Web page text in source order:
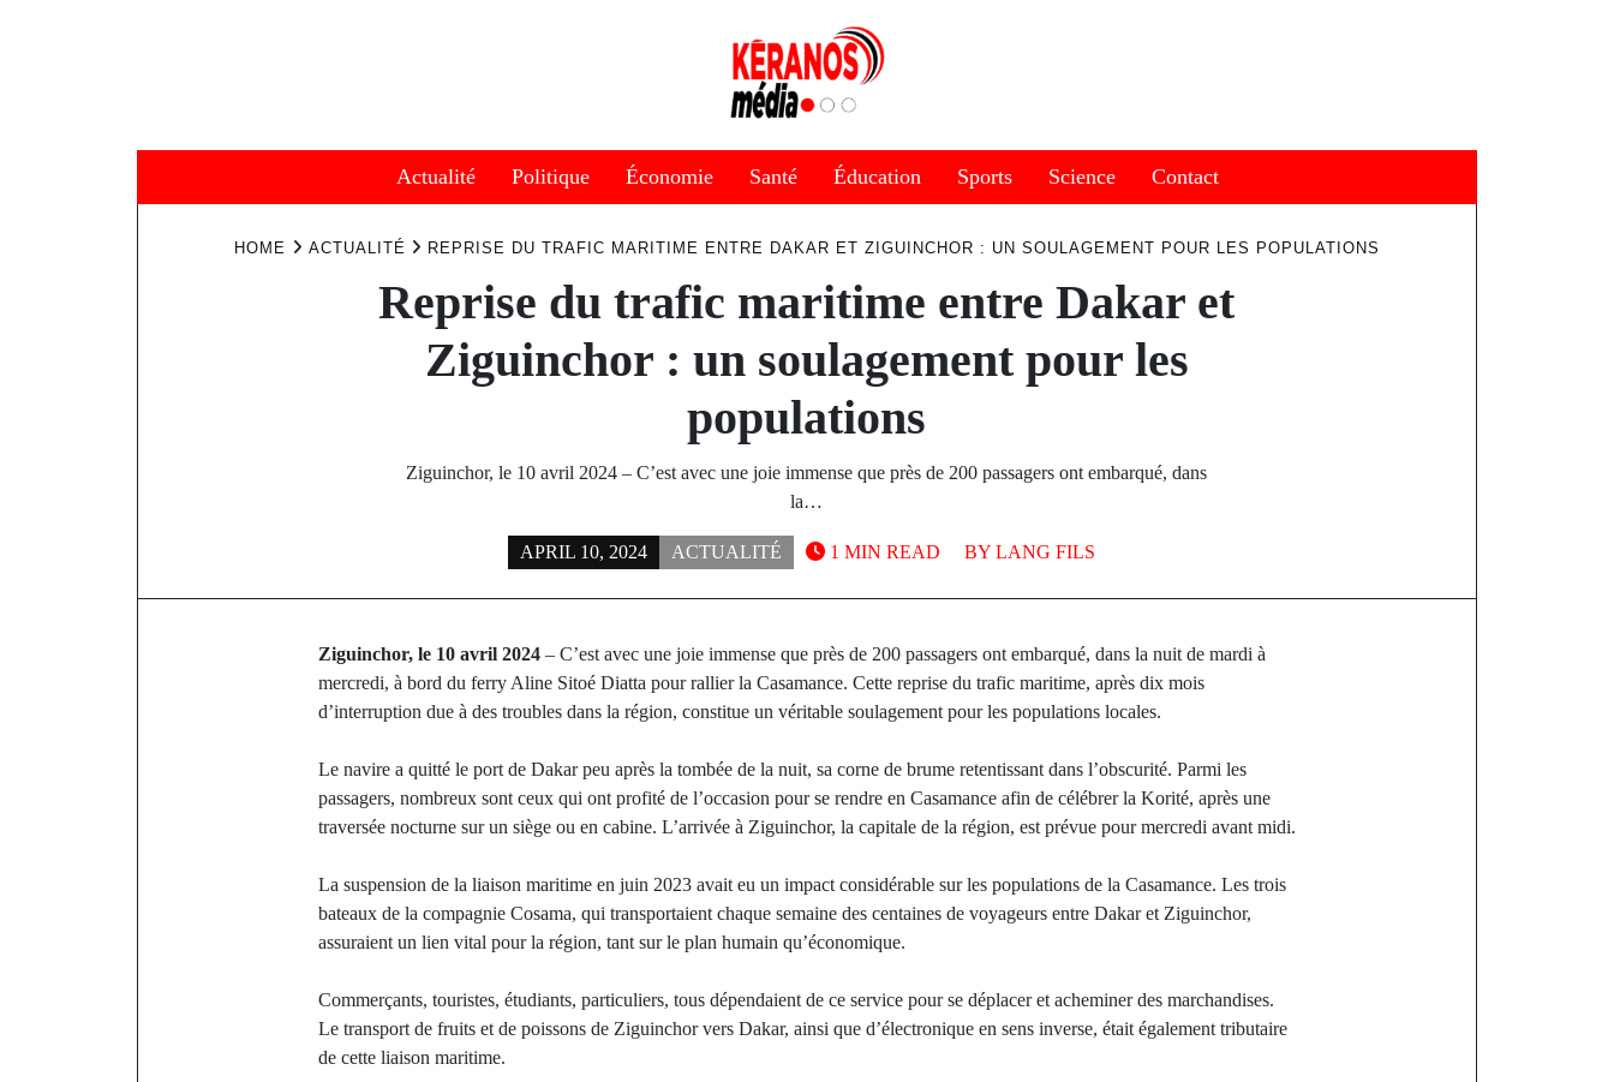
Actualité Politique Économie Santé Éducation Sports Science Contact
HOME ACTUALITÉ REPRISE DU TRAFIC MARITIME ENTRE DAKAR ET ZIGUINCHOR : UN SOULAGEMENT POUR LES POPULATIONS
Reprise du trafic maritime entre Dakar et
Ziguinchor : un soulagement pour les
populations
Ziguinchor, le 10 avril 2024 – C’est avec une joie immense que près de 200 passagers ont embarqué, dans
la…
APRIL 10, 2024 ACTUALITÉ BY LANG FILS
1 MIN READ
Ziguinchor, le 10 avril 2024 – C’est avec une joie immense que près de 200 passagers ont embarqué, dans la nuit de mardi à
mercredi, à bord du ferry Aline Sitoé Diatta pour rallier la Casamance. Cette reprise du trafic maritime, après dix mois
d’interruption due à des troubles dans la région, constitue un véritable soulagement pour les populations locales.
Le navire a quitté le port de Dakar peu après la tombée de la nuit, sa corne de brume retentissant dans l’obscurité. Parmi les
passagers, nombreux sont ceux qui ont profité de l’occasion pour se rendre en Casamance afin de célébrer la Korité, après une
traversée nocturne sur un siège ou en cabine. L’arrivée à Ziguinchor, la capitale de la région, est prévue pour mercredi avant midi.
La suspension de la liaison maritime en juin 2023 avait eu un impact considérable sur les populations de la Casamance. Les trois
bateaux de la compagnie Cosama, qui transportaient chaque semaine des centaines de voyageurs entre Dakar et Ziguinchor,
assuraient un lien vital pour la région, tant sur le plan humain qu’économique.
Commerçants, touristes, étudiants, particuliers, tous dépendaient de ce service pour se déplacer et acheminer des marchandises.
Le transport de fruits et de poissons de Ziguinchor vers Dakar, ainsi que d’électronique en sens inverse, était également tributaire
de cette liaison maritime.